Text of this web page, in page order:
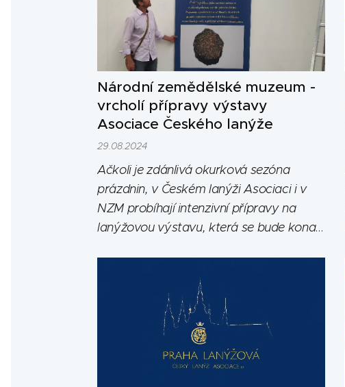
Národní zemědělské muzeum -
vrcholí přípravy výstavy
Asociace Českého lanýže
29.08.2024
Ačkoli je zdánlivá okurková sezóna
prázdnin, v Českém lanýži Asociaci i v
NZM probíhají intenzivní přípravy na
lanýžovou výstavu, která se bude konat